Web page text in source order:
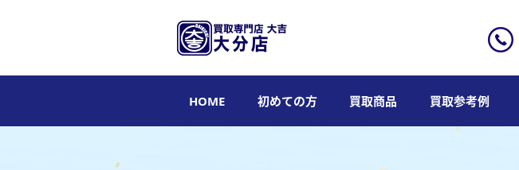
HOME 初めての方 買取商品 買取参考例